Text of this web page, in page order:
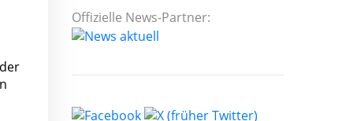
Offizielle News-Partner: